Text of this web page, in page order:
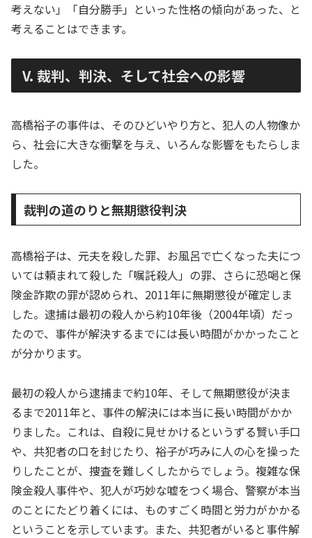
考えない」「自分勝手」といった性格の傾向があった、と
考えることはできます。
V. 裁判、判決、そして社会への影響
高橋裕子の事件は、そのひどいやり方と、犯人の人物像か
ら、社会に大きな衝撃を与え、いろんな影響をもたらしま
した。
裁判の道のりと無期懲役判決
高橋裕子は、元夫を殺した罪、お風呂で亡くなった夫につ
いては頼まれて殺した「嘱託殺人」の罪、さらに恐喝と保
険金詐欺の罪が認められ、2011年に無期懲役が確定しま
した。逮捕は最初の殺人から約10年後（2004年頃）だっ
たので、事件が解決するまでには長い時間がかかったこと
が分かります。
最初の殺人から逮捕まで約10年、そして無期懲役が決ま
るまで2011年と、事件の解決には本当に長い時間がかか
りました。これは、自殺に見せかけるというずる賢い手口
や、共犯者の口を封じたり、裕子が巧みに人の心を操った
りしたことが、捜査を難しくしたからでしょう。複雑な保
険金殺人事件や、犯人が巧妙な嘘をつく場合、警察が本当
のことにたどり着くには、ものすごく時間と労力がかかる
ということを示しています。また、共犯者がいると事件解